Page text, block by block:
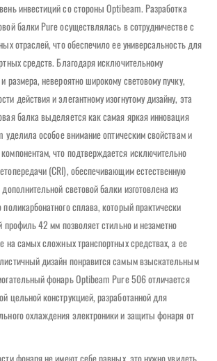
инвестиций со стороны Optibeam. Разработка
балки Pure осуществлялась в сотрудничестве с
отраслей, что обеспечило ее универсальность для
средств. Благодаря исключительному
размера, невероятно широкому световому пучку,
действия и элегантному изогнутому дизайну, эта
балка выделяется как самая яркая инновация
уделила особое внимание оптическим свойствам и
что подтверждается исключительно
(CRI), обеспечивающим естественную
световой балки изготовлена ​​из
сплава, который практически
профиль 42 мм позволяет стильно и незаметно
на самых сложных транспортных средствах, а ее
дизайн понравится самым взыскательным
фонарь Optibeam Pure 506 отличается
цельной конструкцией, разработанной для
охлаждения электроники и защиты фонаря от